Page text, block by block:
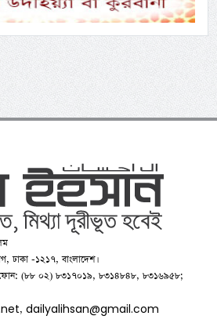
ঢাকা -১২১৭, বাংলাদেশ।
(৮৮ ০২) ৮৩১৭০১৯, ৮৩১৪৮৪৮, ৮৩১৬৯৫৮;
,dailyalihsan@gmail.com